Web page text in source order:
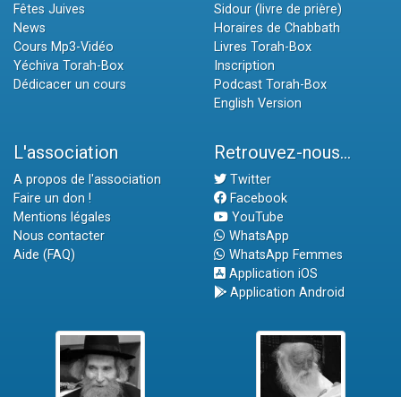
Fêtes Juives
News
Cours Mp3-Vidéo
Yéchiva Torah-Box
Dédicacer un cours
Sidour (livre de prière)
Horaires de Chabbath
Livres Torah-Box
Inscription
Podcast Torah-Box
English Version
L'association
A propos de l'association
Faire un don !
Mentions légales
Nous contacter
Aide (FAQ)
Retrouvez-nous...
Twitter
Facebook
YouTube
WhatsApp
WhatsApp Femmes
Application iOS
Application Android